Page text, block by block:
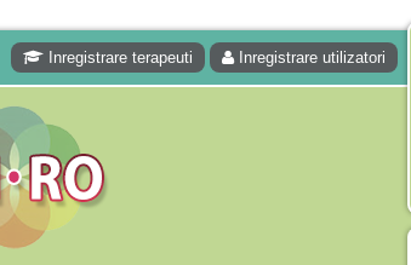
Inregistrare terapeuti Inregistrare utilizatori